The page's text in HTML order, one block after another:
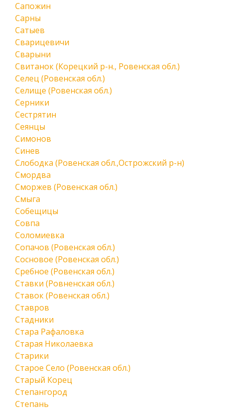
Сапожин
Сарны
Сатыев
Сварицевичи
Сварыни
Свитанок (Корецкий р-н., Ровенская обл.)
Селец (Ровенская обл.)
Селище (Ровенская обл.)
Серники
Сестрятин
Сеянцы
Симонов
Синев
Слободка (Ровенская обл.,Острожский р-н)
Смордва
Сморжев (Ровенская обл.)
Смыга
Собещицы
Совпа
Соломиевка
Сопачов (Ровенская обл.)
Сосновое (Ровенская обл.)
Сребное (Ровенская обл.)
Ставки (Ровненская обл.)
Ставок (Ровенская обл.)
Ставров
Стадники
Стара Рафаловка
Старая Николаевка
Старики
Старое Село (Ровенская обл.)
Старый Корец
Степангород
Степань